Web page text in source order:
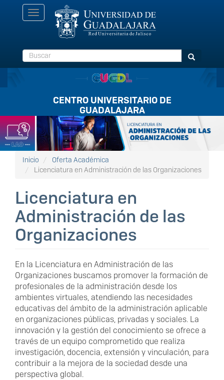
Toggle
navigation
Buscar Buscar
CENTRO UNIVERSITARIO DE
GUADALAJARA
Listón
FullScreen
Inicio
Oferta Académica
Licenciatura en Administración de las Organizaciones
Licenciatura en
Administración de las
Organizaciones
En la Licenciatura en Administración de las
Organizaciones buscamos promover la formación de
profesionales de la administración desde los
ambientes virtuales, atendiendo las necesidades
educativas del ámbito de la administración aplicable
en organizaciones públicas, privadas y sociales. La
innovación y la gestión del conocimiento se ofrece a
través de un equipo comprometido que realiza
investigación, docencia, extensión y vinculación, para
contribuir a la mejora de la sociedad desde una
perspectiva global.